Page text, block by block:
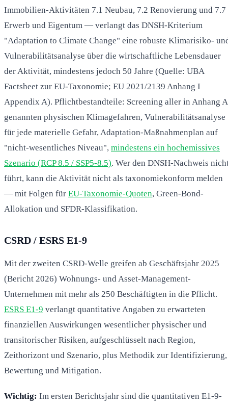
Immobilien-Aktivitäten 7.1 Neubau, 7.2 Renovierung und 7.7
Erwerb und Eigentum — verlangt das DNSH-Kriterium
"Adaptation to Climate Change" eine robuste Klimarisiko-
Vulnerabilitätsanalyse über die wirtschaftliche Lebensdauer
der Aktivität, mindestens jedoch 50 Jahre (Quelle: UBA
Factsheet zur EU-Taxonomie; EU 2021/2139 Anhang I
Appendix A). Pflichtbestandteile: Screening aller in Anhang A
genannten physischen Klimagefahren, Vulnerabilitätsanalyse
für jede materielle Gefahr, Adaptation-Maßnahmenplan auf
"nicht-wesentliches Niveau", mindestens ein hochemissives
Szenario (RCP 8.5 / SSP5-8.5). Wer den DNSH-Nachweis
führt, kann die Aktivität nicht als taxonomiekonform melden
— mit Folgen für EU-Taxonomie-Quoten, Green-Bond-
Allokation und SFDR-Klassifikation.
CSRD / ESRS E1-9
Mit der zweiten CSRD-Welle greifen ab Geschäftsjahr 2025
(Bericht 2026) Wohnungs- und Asset-Management-
Unternehmen mit mehr als 250 Beschäftigten in die Pflicht.
ESRS E1-9 verlangt quantitative Angaben zu erwarteten
finanziellen Auswirkungen wesentlicher physischer und
transitorischer Risiken, aufgeschlüsselt nach Region,
Zeithorizont und Szenario, plus Methodik zur Identifizierung,
Bewertung und Mitigation.
Wichtig: Im ersten Berichtsjahr sind die quantitativen E1-9-